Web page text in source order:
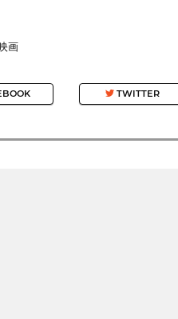
画
TWITTER